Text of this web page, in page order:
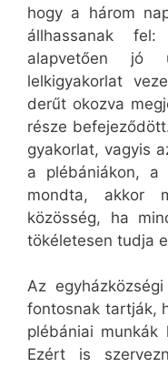
hogy a három
állhassanak
alapvetően jó
lelkigyakorlat
derűt okozva
része
gyakorlat, vagyis
a plébániákon, a
mondta, akkor
közösség, ha
tökéletesen tudja
Az
fontosnak tartják,
plébániai munkák
Ezért is